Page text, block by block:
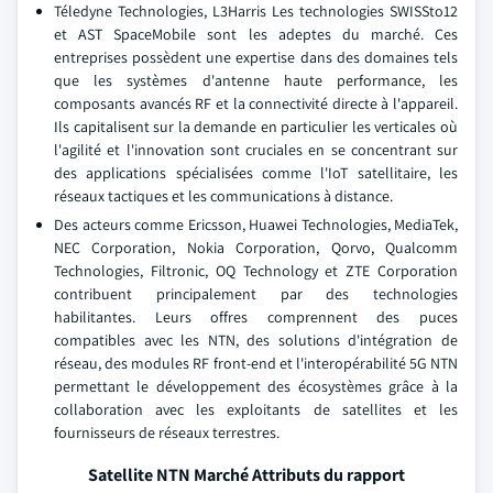
Téledyne Technologies, L3Harris Les technologies SWISSto12
et AST SpaceMobile sont les adeptes du marché. Ces
entreprises possèdent une expertise dans des domaines tels
que les systèmes d'antenne haute performance, les
composants avancés RF et la connectivité directe à l'appareil.
Ils capitalisent sur la demande en particulier les verticales où
l'agilité et l'innovation sont cruciales en se concentrant sur
des applications spécialisées comme l'IoT satellitaire, les
réseaux tactiques et les communications à distance.
Des acteurs comme Ericsson, Huawei Technologies, MediaTek,
NEC Corporation, Nokia Corporation, Qorvo, Qualcomm
Technologies, Filtronic, OQ Technology et ZTE Corporation
contribuent principalement par des technologies
habilitantes. Leurs offres comprennent des puces
compatibles avec les NTN, des solutions d'intégration de
réseau, des modules RF front-end et l'interopérabilité 5G NTN
permettant le développement des écosystèmes grâce à la
collaboration avec les exploitants de satellites et les
fournisseurs de réseaux terrestres.
Satellite NTN Marché Attributs du rapport